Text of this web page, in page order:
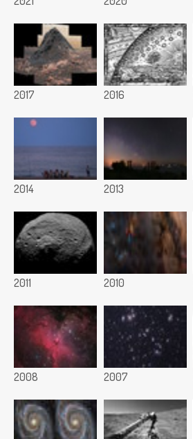
2017 2016
2014 2013
2011 2010
2008 2007